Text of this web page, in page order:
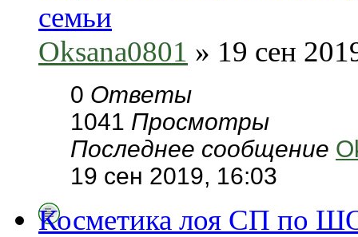
семьи
Oksana0801 » 19 сен
0 Ответы
1041 Просмотры
Последнее сообщение
19 сен 2019, 16:03
Косметика лоя СП по